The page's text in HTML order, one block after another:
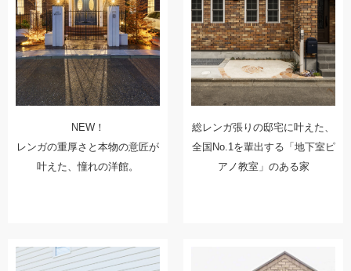
NEW！
レンガの重厚さと本物の意匠が
叶えた、憧れの洋館。
総レンガ張りの邸宅に叶えた、
全国No.1を輩出する「地下室ピ
アノ教室」のある家